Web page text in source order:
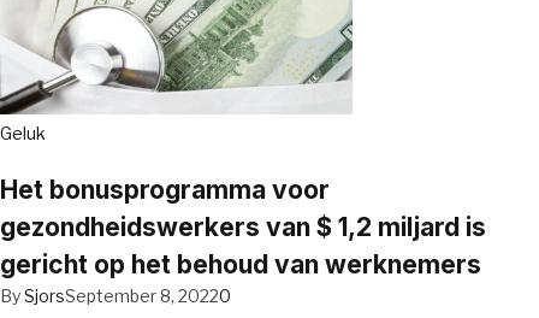
Geluk
Het bonusprogramma voor
gezondheidswerkers van $ 1,2 miljard is
gericht op het behoud van werknemers
BySjorsSeptember 8, 20220